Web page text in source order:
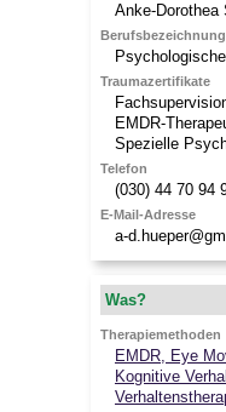
Anke-Dorothea
Berufsbezeichnung
Traumazertifikate
EMDR-
Spezielle
Telefon
(030) 44 70 94
E-Mail-Adresse
a-
Was?
Therapiemethoden
EMDR, Eye
Kognitive